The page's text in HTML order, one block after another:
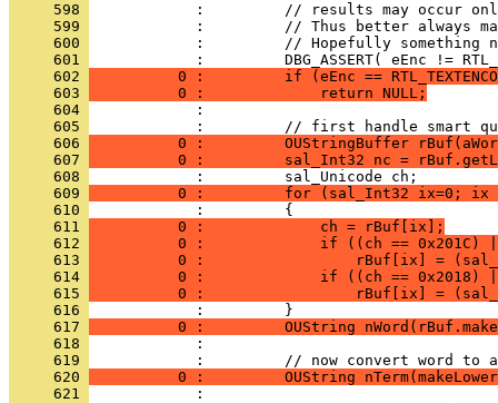
     598
     599
     600
     601
     602
0 :         if (eEnc ==
     603
          0 :             return NULL;
     604
     605
     606
0 :         OUStringBuffer
     607
0 :         sal_Int32 nc =
     608
     609
0 :         for (sal_Int32 ix=0; ix
     610
     611
          0 :             ch = rBuf[ix];
     612
0 :             if ((ch == 0x201C)
     613
0 :                 rBuf[ix] =
     614
0 :             if ((ch == 0x2018)
     615
0 :                 rBuf[ix] =
     616
     617
0 :         OUString
     618
     619
     620
0 :         OUString
     621